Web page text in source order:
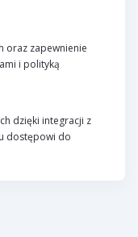
oraz zapewnienie
i polityką
dzięki integracji z
dostępowi do